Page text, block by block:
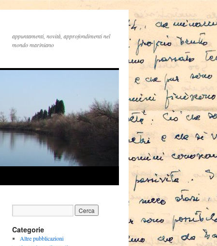
appuntamenti, novità, approfondimenti nel
mondo mariniano
Categorie
Altre pubblicazioni